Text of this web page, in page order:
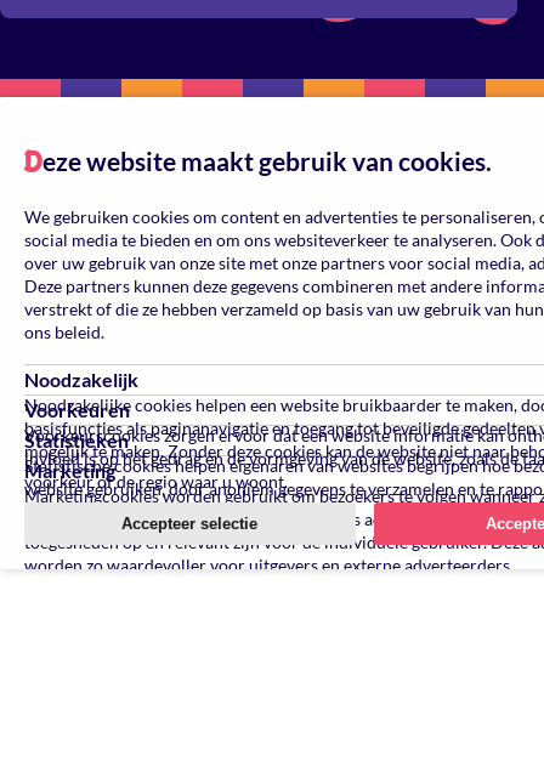
Deze website maakt gebruik van cookies.
We gebruiken cookies om content en advertenties te
social media te bieden en om ons websiteverkeer te analyseren. Ook
over uw gebruik van onze site met onze partners voor social media,
Deze partners kunnen deze gegevens combineren met andere
verstrekt of die ze hebben verzameld op basis van uw gebruik van
ons beleid.
Noodzakelijk
Noodzakelijke cookies helpen een website bruikbaarder te maken,
basisfuncties als paginanavigatie en toegang tot beveiligde gedeelten
mogelijk te maken. Zonder deze cookies kan de website niet naar
Voorkeuren
Voorkeurscookies zorgen ervoor dat een website informatie kan
invloed is op het gedrag en de vormgeving van de website, zoals de
voorkeur of de regio waar u woont.
Statistieken
Statistische cookies helpen eigenaren van websites begrijpen hoe
website gebruiken, door anoniem gegevens te verzamelen en te
Marketing
Marketingcookies worden gebruikt om bezoekers te volgen wanneer
verschillende websites bezoeken. Hun doel is advertenties
toegesneden op en relevant zijn voor de individuele gebruiker. Deze
worden zo waardevoller voor uitgevers en externe adverteerders.
Accepteer selectie